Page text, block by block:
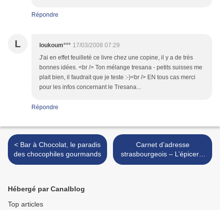
Répondre
L loukoum°°° 17/03/2008 07:29
J'ai en effet feuilleté ce livre chez une copine, il y a de très
bonnes idées. <br /> Ton mélange tresana - petits suisses me
plait bien, il faudrait que je teste :-)<br /> EN tous cas merci
pour les infos concernant le Tresana...
Répondre
< Bar à Chocolat, le paradis
des chocophiles gourmands
Carnet d’adresse
strasbourgeois – L’épicerie
>
Hébergé par Canalblog
Top articles